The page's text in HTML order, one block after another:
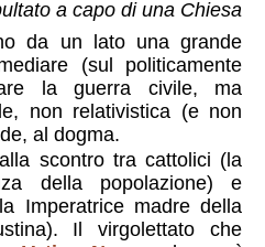
a capo di una Chiesa
da un lato una grande
(sul politicamente
la guerra civile, ma
non relativistica (e non
al dogma.
scontro tra cattolici (la
della popolazione) e
Imperatrice madre della
Il virgolettato che